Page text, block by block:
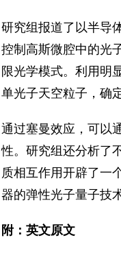
研究组报道了以半导
控制高斯微腔中的光
限光学模式。利用明
单光子天空粒子，确
通过塞曼效应，可以
性。研究组还分析了
质相互作用开辟了一
器的弹性光子量子技术
附：英文原文